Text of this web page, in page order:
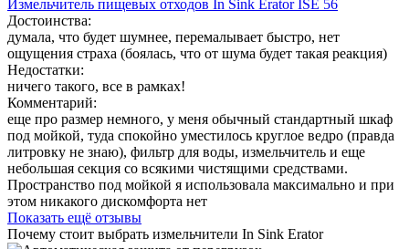
Измельчитель пищевых отходов In Sink Erator ISE 56
Достоинства:
думала, что будет шумнее, перемалывает быстро, нет
ощущения страха (боялась, что от шума будет такая реакция)
Недостатки:
ничего такого, все в рамках!
Комментарий:
еще про размер немного, у меня обычный стандартный шкаф
под мойкой, туда спокойно уместилось круглое ведро (правда
литровку не знаю), фильтр для воды, измельчитель и еще
небольшая секция со всякими чистящими средствами.
Пространство под мойкой я использовала максимально и при
этом никакого дискомфорта нет
Показать ещё отзывы
Почему стоит выбрать измельчители In Sink Erator